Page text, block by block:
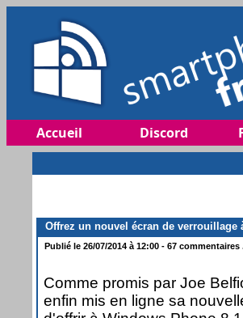
Accueil Discord
Offrez un nouvel écran de verrouillage
Publié le 26/07/2014 à 12:00 - 67 commentaires
Comme promis par Joe
enfin mis en ligne sa